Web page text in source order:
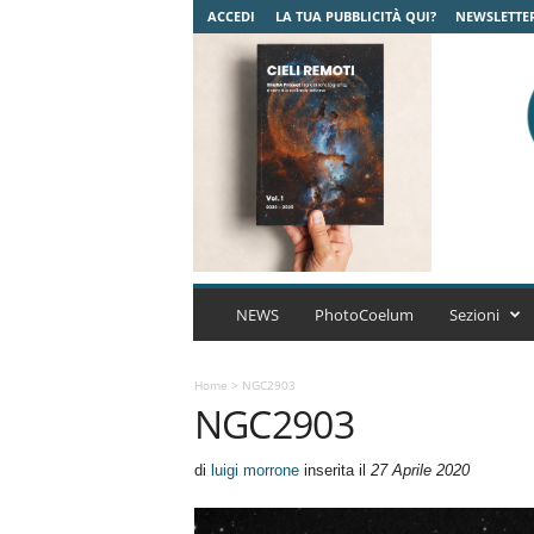
ACCEDI LA TUA PUBBLICITÀ QUI?
C
r
NEWS PhotoCoelum Sezioni
Home > NGC2903
NGC2903
di luigi morroneinserita il 27 Aprile 2020